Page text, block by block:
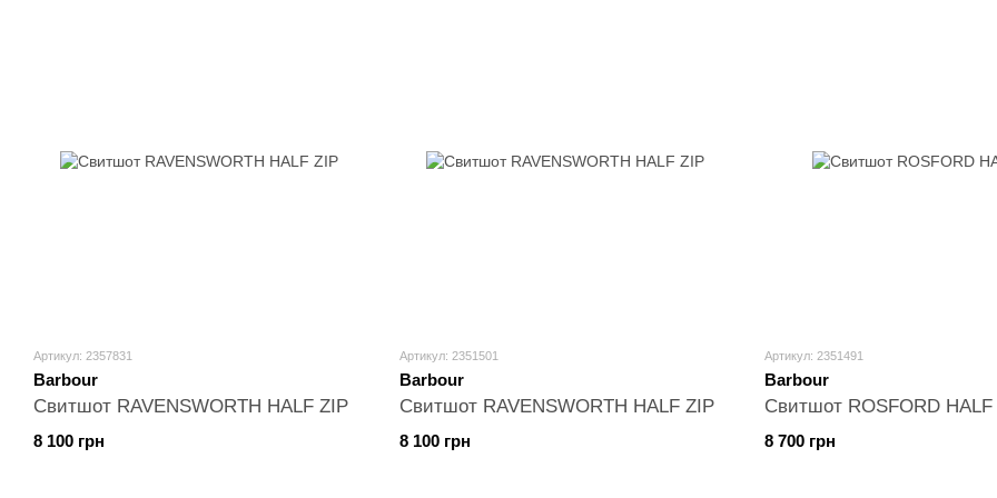
Артикул: 2357831
Barbour
Свитшот RAVENSWORTH HALF ZIP
8 100 грн
Артикул: 2351501
Barbour
Свитшот RAVENSWORTH HALF ZIP
8 100 грн
Артикул: 2351491
Barbour
Свитшот ROSFORD HALF
8 700 грн